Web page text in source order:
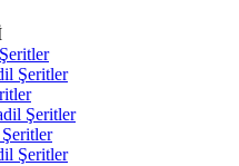
Şeritler
Şeritler
Şeritler